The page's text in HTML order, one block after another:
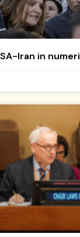
Iran in numeri